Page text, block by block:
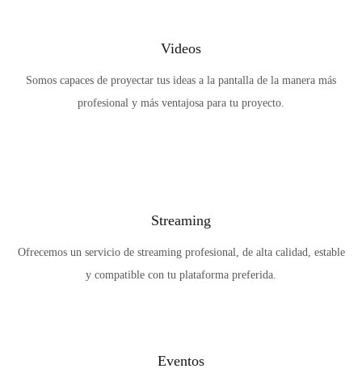
Videos
Somos capaces de proyectar tus ideas a la pantalla de la manera más
profesional y más ventajosa para tu proyecto.
Streaming
Ofrecemos un servicio de streaming profesional, de alta calidad, estable
y compatible con tu plataforma preferida.
Eventos